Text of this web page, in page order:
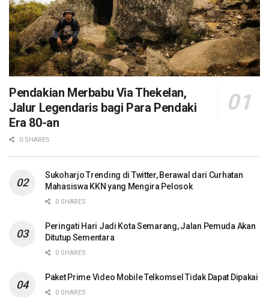
Pendakian Merbabu Via Thekelan,
Jalur Legendaris bagi Para Pendaki
Era 80-an
0 SHARES
Sukoharjo Trending di Twitter, Berawal dari Curhatan
Mahasiswa KKN yang Mengira Pelosok
0 SHARES
Peringati Hari Jadi Kota Semarang, Jalan Pemuda Akan
Ditutup Sementara
0 SHARES
Paket Prime Video Mobile Telkomsel Tidak Dapat Dipakai
0 SHARES